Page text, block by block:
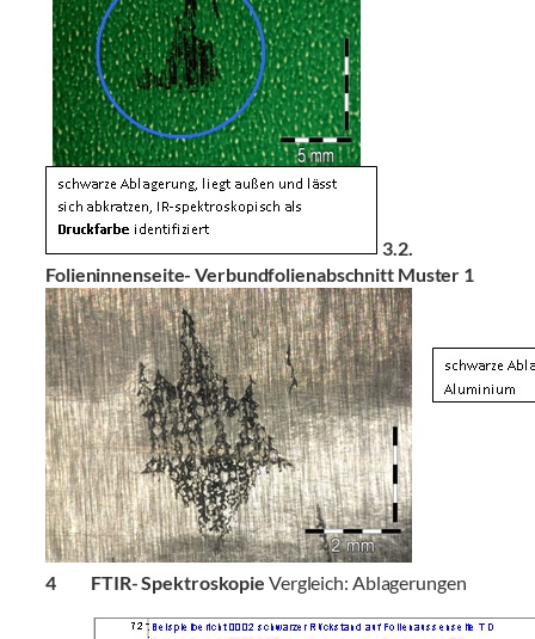
3.2.
Folieninnenseite- Verbundfolienabschnitt Muster 1
4 FTIR- Spektroskopie Vergleich: Ablagerungen